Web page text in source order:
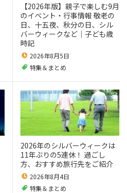
【2026年版】親子で楽しむ9月
のイベント・行事情報 敬老の
日、十五夜、秋分の日、シル
バーウィークなど｜子ども歳
時記
2026年8月5日
特集＆まとめ
2026年のシルバーウィークは
11年ぶりの5連休！ 過ごし
方、おすすめ旅行先をご紹介
2026年8月4日
特集＆まとめ